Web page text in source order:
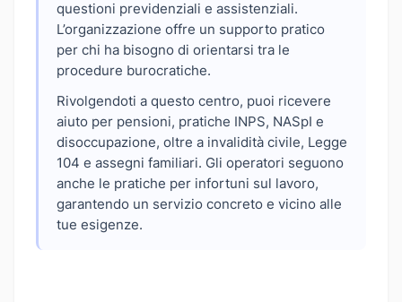
questioni previdenziali e assistenziali.
L’organizzazione offre un supporto pratico
per chi ha bisogno di orientarsi tra le
procedure burocratiche.
Rivolgendoti a questo centro, puoi ricevere
aiuto per pensioni, pratiche INPS, NASpI e
disoccupazione, oltre a invalidità civile, Legge
104 e assegni familiari. Gli operatori seguono
anche le pratiche per infortuni sul lavoro,
garantendo un servizio concreto e vicino alle
tue esigenze.